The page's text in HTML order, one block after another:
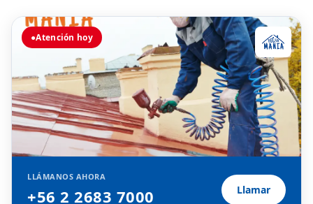
●Atención hoy
LLÁMANOS AHORA
+56 2 2683 7000 Llamar